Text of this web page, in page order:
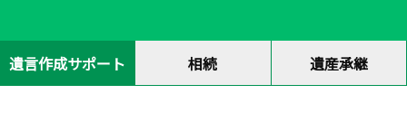
遺言作成サポート 相続 遺産承継